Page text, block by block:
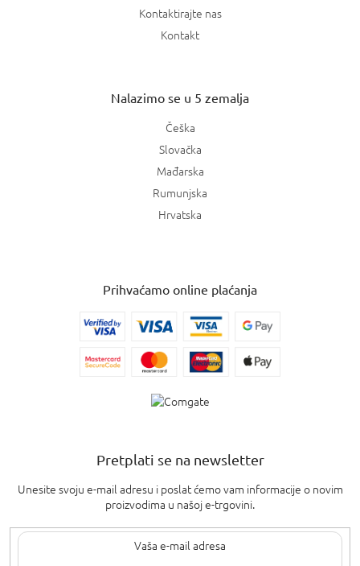
Kontaktirajte nas
Kontakt
Nalazimo se u 5 zemalja
Češka
Slovačka
Mađarska
Rumunjska
Hrvatska
Prihvaćamo online plaćanja
Pretplati se na newsletter
Unesite svoju e-mail adresu i poslat ćemo vam informacije o novim
proizvodima u našoj e-trgovini.